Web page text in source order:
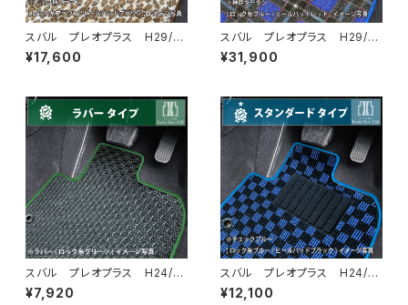
スバル プレオプラス H29/
5〜 LA350/360F フロアマ
ット一式 カーマット スペシャ
¥17,600
スバル プレオプラス H29/
5〜 LA350/360F フロアマ
ット一式 カーマット 神戸ター
¥31,900
スバル プレオプラス H24/1
2〜H29/5 LA300/310F フ
ロアマット一式 カーマット 防
¥7,920
スバル プレオプラス H24/1
2〜H29/5 LA300/310F フ
ロアマット一式 カーマット ス
¥12,100